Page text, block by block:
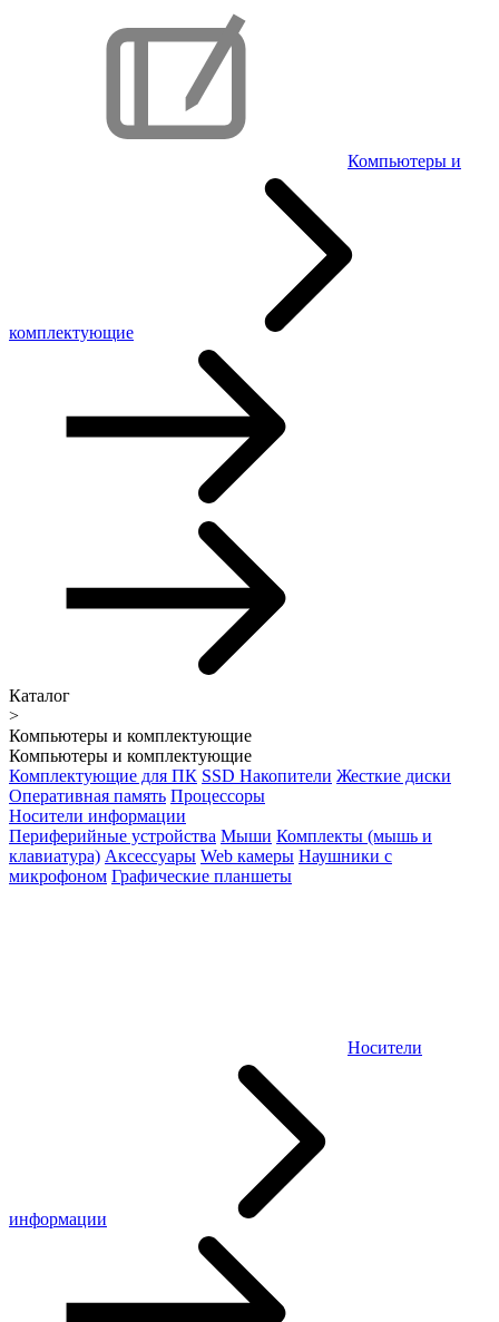
Компьютеры и
комплектующие
Каталог
>
Компьютеры и комплектующие
Компьютеры и комплектующие
Комплектующие для ПК SSD Накопители Жесткие диски
Оперативная память Процессоры
Носители информации
Периферийные устройства Мыши Комплекты (мышь и
клавиатура) Аксессуары Web камеры Наушники с
микрофоном Графические планшеты
Носители
информации